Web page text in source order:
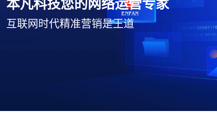
本凡科技您的网络运营专家
互联网时代精准营销是王道